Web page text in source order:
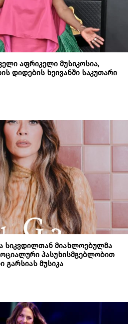
აფრიკელი მუსიკოსია,
დიდების ხეივანში საკუთარი
სიკვდილთან მიახლოებულმა
პასუხისმგებლობით
გარსიას მუსიკა